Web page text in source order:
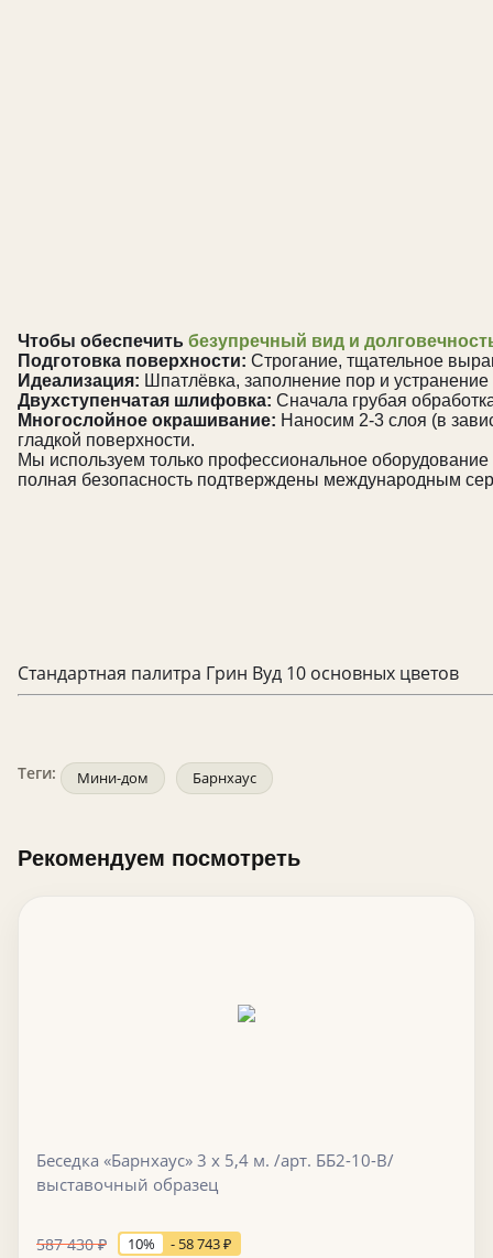
Чтобы обеспечить безупречный вид и
Подготовка поверхности: Строгание, тщательное
Идеализация: Шпатлёвка, заполнение пор и
Двухступенчатая шлифовка: Сначала грубая
Многослойное окрашивание: Наносим 2-3 слоя (в
гладкой поверхности.
Мы используем только профессиональное
полная безопасность подтверждены международным
Стандартная палитра Грин Вуд 10 основных цветов
Теги: Мини-дом Барнхаус
Рекомендуем посмотреть
Беседка «Барнхаус» 3 х 5,4 м. /арт. ББ2-10-В/
выставочный образец
587 430₽ 10% - 58 743₽